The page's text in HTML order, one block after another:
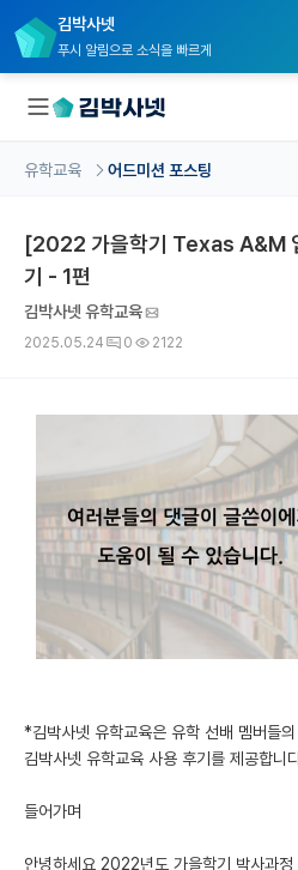
김박사넷
푸시 알림으로 소식을 빠르게
국내대학원 정보
커뮤니티
유학교육 홈
수강 신청
미국 유학 게시판
어드미션 포스팅
이벤트
이벤트
유학교육 어드미션 포스팅
[2022 가을학기 Texas A&M
기 - 1편
김박사넷 유학교육
2025.05.24 0 2122
*김박사넷 유학교육은 유학 선배 멤버들
김박사넷 유학교육 사용 후기를 제공합니
들어가며
안녕하세요 2022년도 가을학기 박사과